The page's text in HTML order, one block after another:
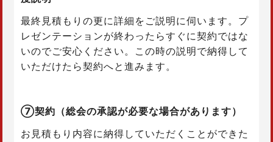
最終見積もりの更に詳細をご説明に伺います。プ
レゼンテーションが終わったらすぐに契約ではな
いのでご安心ください。この時の説明で納得して
いただけたら契約へと進みます。
⑦契約（総会の承認が必要な場合があります）
お見積もり内容に納得していただくことができた